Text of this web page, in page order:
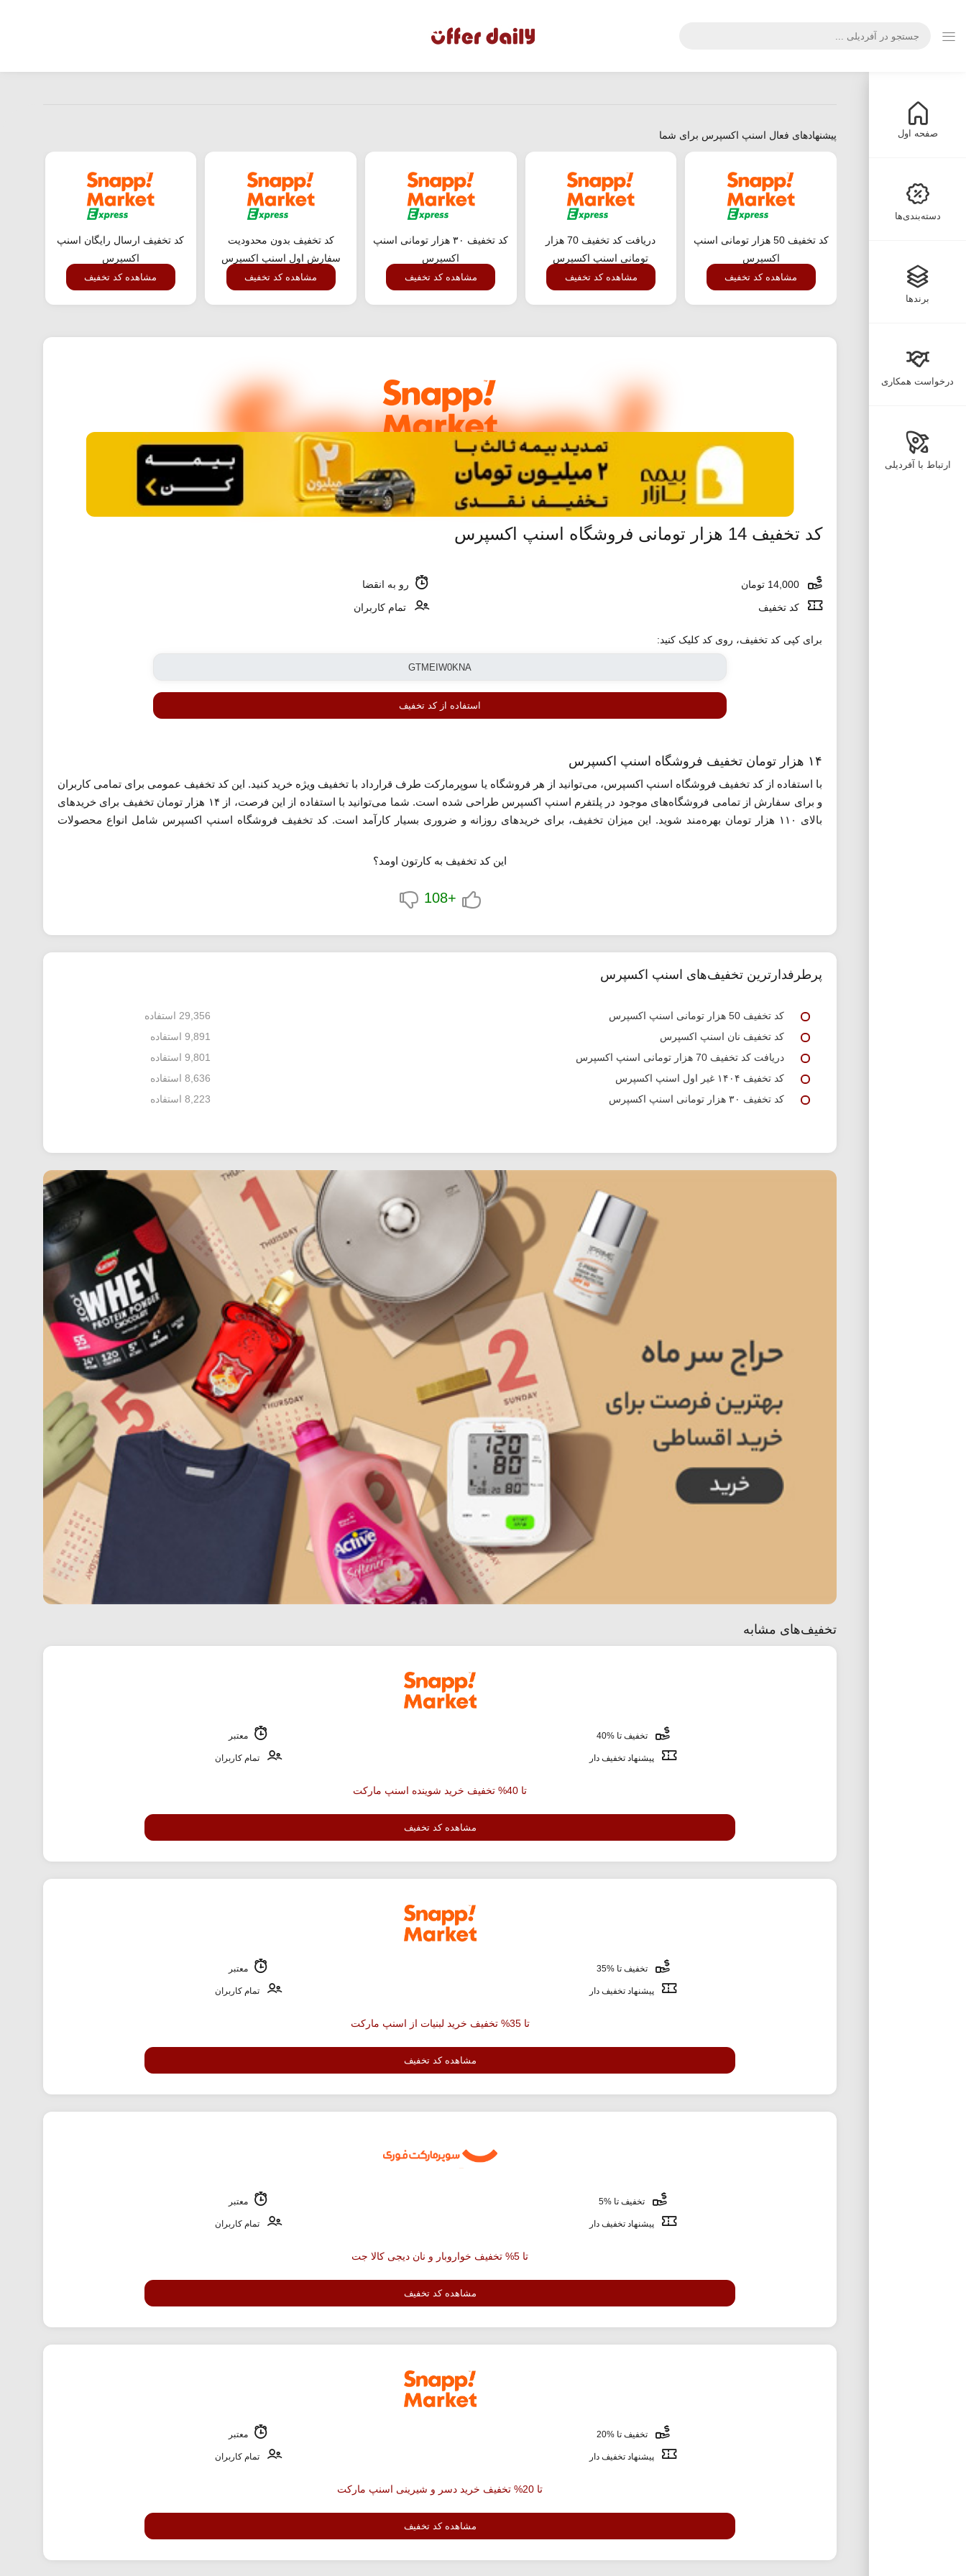
صفحه اول
دسته‌بندی‌ها
برندها
درخواست همکاری
ارتباط با آفردیلی
پیشنهادهای فعال اسنپ اکسپرس برای شما
کد تخفیف 50 هزار تومانی اسنپ
اکسپرس
مشاهده کد تخفیف
دریافت کد تخفیف 70 هزار
تومانی اسنپ اکسپرس
مشاهده کد تخفیف
کد تخفیف ۳۰ هزار تومانی اسنپ
اکسپرس
مشاهده کد تخفیف
کد تخفیف بدون محدودیت
سفارش اول اسنپ اکسپرس
مشاهده کد تخفیف
کد تخفیف ارسال رایگان اسنپ
اکسپرس
مشاهده کد تخفیف
کد تخفیف 14 هزار تومانی فروشگاه اسنپ اکسپرس
رو به انقضا
کد تخفیف
تمام کاربران
برای کپی کد تخفیف، روی کد کلیک کنید:
استفاده از کد تخفیف
۱۴ هزار تومان تخفیف فروشگاه اسنپ اکسپرس
با استفاده از کد تخفیف فروشگاه اسنپ اکسپرس، می‌توانید از هر فروشگاه یا سوپرمارکت طرف قرارداد با تخفیف ویژه خرید کنید. این کد تخفیف عمومی برای تمامی کاربران
و برای سفارش از تمامی فروشگاه‌های موجود در پلتفرم اسنپ اکسپرس طراحی شده است. شما می‌توانید با استفاده از این فرصت، از ۱۴ هزار تومان تخفیف برای خریدهای
بالای ۱۱۰ هزار تومان بهره‌مند شوید. این میزان تخفیف، برای خریدهای روزانه و ضروری بسیار کارآمد است. کد تخفیف فروشگاه اسنپ اکسپرس شامل انواع محصولات
روش برای صرفه‌جویی مستمر در هزینه‌های هفتگی شماست، در حالی که از مزیت تحویل سریع درب منزل نیز برخوردار می‌شوید.
این کد تخفیف به کارتون اومد؟
+108
پرطرفدارترین تخفیف‌های اسنپ اکسپرس
کد تخفیف 50 هزار تومانی اسنپ اکسپرس
29,356 استفاده
کد تخفیف نان اسنپ اکسپرس
9,891 استفاده
دریافت کد تخفیف 70 هزار تومانی اسنپ اکسپرس
9,801 استفاده
کد تخفیف ۱۴۰۴ غیر اول اسنپ اکسپرس
8,636 استفاده
کد تخفیف ۳۰ هزار تومانی اسنپ اکسپرس
8,223 استفاده
تخفیف‌های مشابه
تخفیف تا %40 معتبر
پیشنهاد تخفیف دار تمام کاربران
تا 40% تخفیف خرید شوینده اسنپ مارکت
مشاهده کد تخفیف
تخفیف تا %35 معتبر
پیشنهاد تخفیف دار تمام کاربران
تا 35% تخفیف خرید لبنیات از اسنپ مارکت
مشاهده کد تخفیف
تخفیف تا %5 معتبر
پیشنهاد تخفیف دار تمام کاربران
تا 5% تخفیف خواروبار و نان دیجی کالا جت
مشاهده کد تخفیف
تخفیف تا %20 معتبر
پیشنهاد تخفیف دار تمام کاربران
تا 20% تخفیف خرید دسر و شیرینی اسنپ مارکت
مشاهده کد تخفیف